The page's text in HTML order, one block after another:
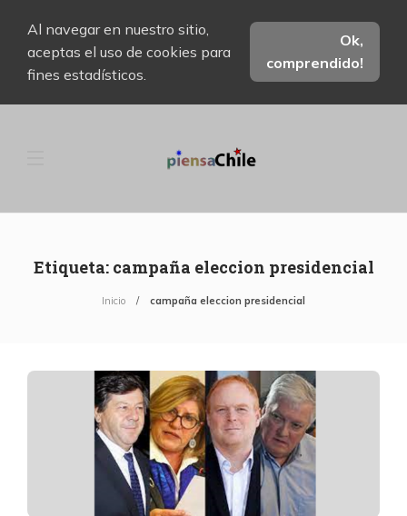
Al navegar en nuestro sitio,
aceptas el uso de cookies para
fines estadísticos.
Ok,
comprendido!
Etiqueta: campaña eleccion presidencial
Inicio campaña eleccion presidencial